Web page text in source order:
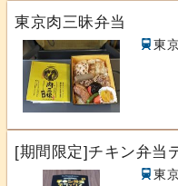
東京肉三昧弁当
東
[期間限定]チキン弁当
東